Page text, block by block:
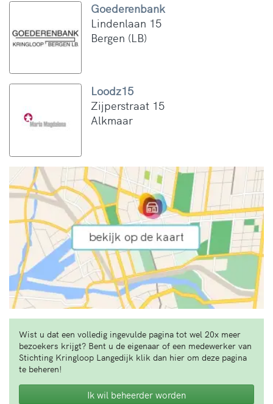
Wist u dat een volledig ingevulde pagina tot wel 20x meer
bezoekers krijgt? Bent u de eigenaar of een medewerker van
Stichting Kringloop Langedijk klik dan hier om deze pagina
te beheren!
Ik wil beheerder worden
Goederenbank
Lindenlaan 15
Bergen (LB)
Loodz15
Zijperstraat 15
Alkmaar